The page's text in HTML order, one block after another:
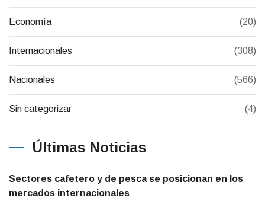
Economía (20)
Internacionales (308)
Nacionales (566)
Sin categorizar (4)
Últimas Noticias
Sectores cafetero y de pesca se posicionan en los
mercados internacionales